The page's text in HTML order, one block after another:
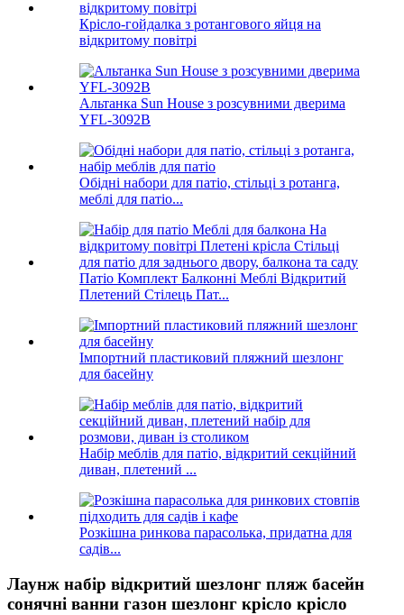
Крісло-гойдалка з ротангового яйця на
відкритому повітрі
Альтанка Sun House з розсувними дверима
YFL-3092B
Обідні набори для патіо, стільці з ротанга,
меблі для патіо...
Патіо Комплект Балконні Меблі Відкритий
Плетений Стілець Пат...
Імпортний пластиковий пляжний шезлонг
для басейну
Набір меблів для патіо, відкритий секційний
диван, плетений ...
Розкішна ринкова парасолька, придатна для
садів...
Лаунж набір відкритий шезлонг пляж басейн
сонячні ванни газон шезлонг крісло крісло